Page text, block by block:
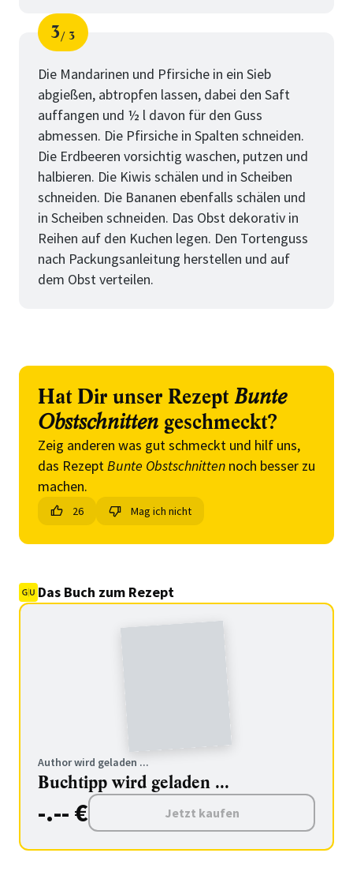
Schritt
3
von
3
Die Mandarinen und Pfirsiche in ein Sieb
abgießen, abtropfen lassen, dabei den Saft
auffangen und ½ l davon für den Guss
abmessen. Die Pfirsiche in Spalten schneiden.
Die Erdbeeren vorsichtig waschen, putzen und
halbieren. Die Kiwis schälen und in Scheiben
schneiden. Die Bananen ebenfalls schälen und
in Scheiben schneiden. Das Obst dekorativ in
Reihen auf den Kuchen legen. Den Tortenguss
nach Packungsanleitung herstellen und auf
dem Obst verteilen.
Hat Dir unser Rezept Bunte
Obstschnitten geschmeckt?
Zeig anderen was gut schmeckt und hilf uns,
das RezeptBunte Obstschnitten noch besser zu
machen.
26 Mag ich nicht
Das Buch zum Rezept
Author wird geladen ...
Buchtipp wird geladen ...
-.-- € Jetzt kaufen